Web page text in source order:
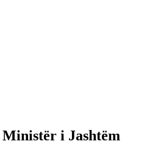
i Jashtëm